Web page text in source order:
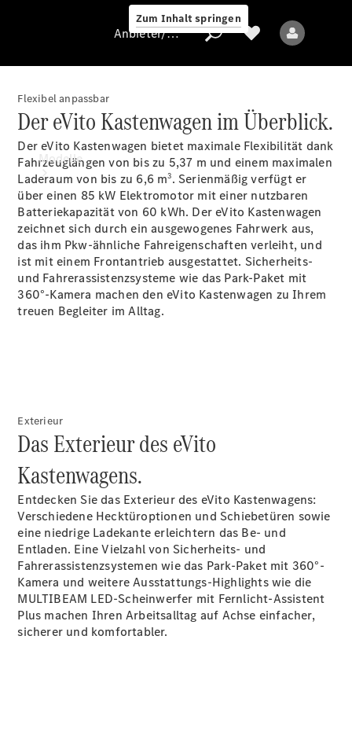
Zum Inhalt springen
Anbieter/Datenschutz
Modelle
Alle Modelle
Alle
Sprinter
Sprinter
Kastenwagen
Sprinter
Tourer
Sprinter
Fahrgestell
Sprinter
Fahrgestell
Anbieter/Datenschutz
Flexibel anpassbar
Der eVito Kastenwagen im Überblick.
Der eVito Kastenwagen bietet maximale Flexibilität dank
Fahrzeuglängen von bis zu 5,37 m und einem maximalen
Laderaum von bis zu 6,6 m3. Serienmäßig verfügt er
über einen 85 kW Elektromotor mit einer nutzbaren
Batteriekapazität von 60 kWh. Der eVito Kastenwagen
zeichnet sich durch ein ausgewogenes Fahrwerk aus,
das ihm Pkw-ähnliche Fahreigenschaften verleiht, und
ist mit einem Frontantrieb ausgestattet. Sicherheits-
und Fahrerassistenzsysteme wie das Park-Paket mit
360°-Kamera machen den eVito Kastenwagen zu Ihrem
treuen Begleiter im Alltag.
Exterieur
Das Exterieur des eVito
Kastenwagens.
Entdecken Sie das Exterieur des eVito Kastenwagens:
Verschiedene Hecktüroptionen und Schiebetüren sowie
eine niedrige Ladekante erleichtern das Be- und
Entladen. Eine Vielzahl von Sicherheits- und
Fahrerassistenzsystemen wie das Park-Paket mit 360°-
Kamera und weitere Ausstattungs-Highlights wie die
MULTIBEAM LED-Scheinwerfer mit Fernlicht-Assistent
Plus machen Ihren Arbeitsalltag auf Achse einfacher,
sicherer und komfortabler.